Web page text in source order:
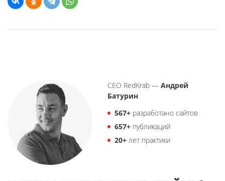
CEO RedKrab — Андрей
Батурин
567+разработано сайтов
657+публикаций
20+лет практики